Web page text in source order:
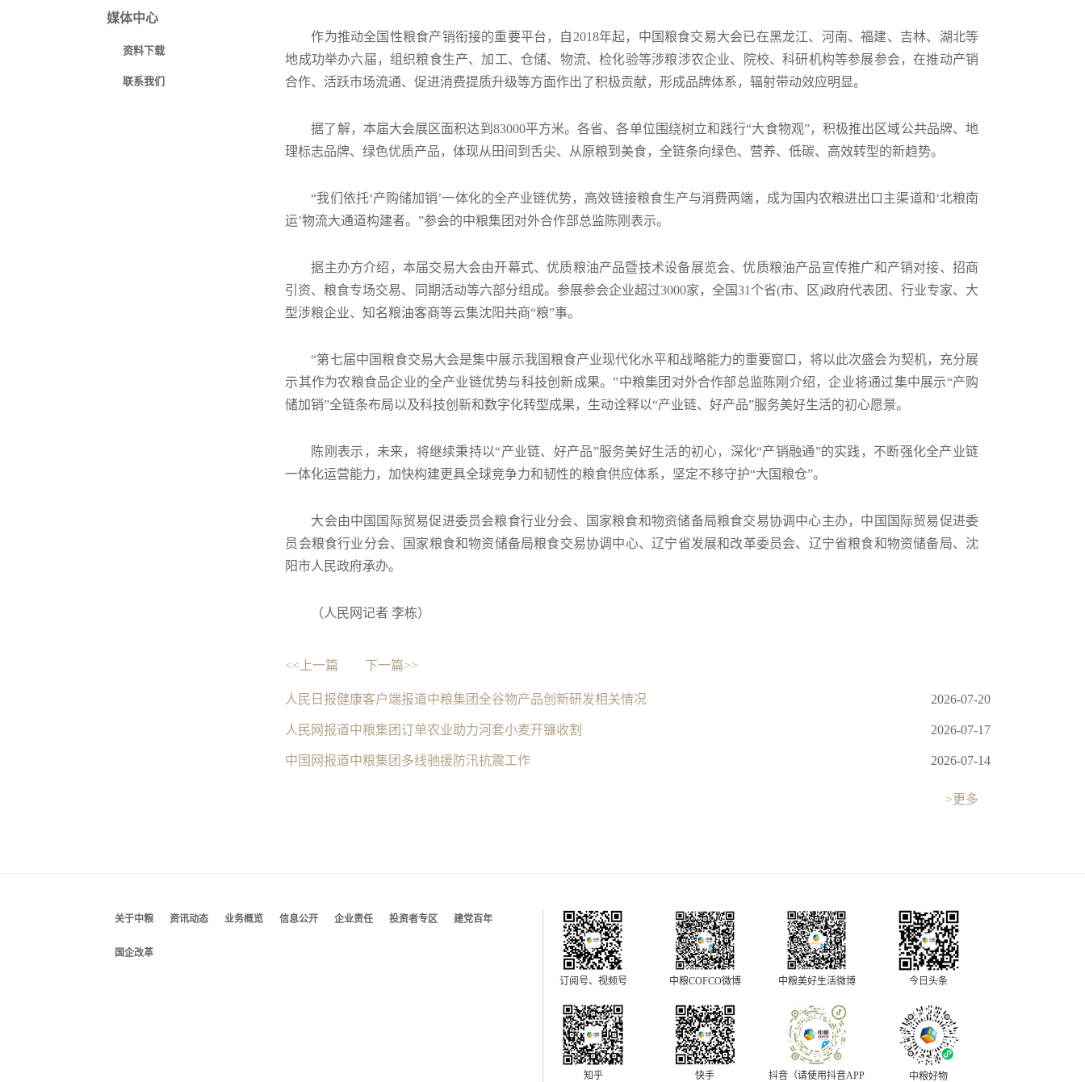
媒体中心
资料下载
联系我们
作为推动全国性粮食产销衔接的重要平台，自2018年起，中国粮食交易大会已在黑龙江、河南、福建、吉林、湖北等
地成功举办六届，组织粮食生产、加工、仓储、物流、检化验等涉粮涉农企业、院校、科研机构等参展参会，在推动产销
合作、活跃市场流通、促进消费提质升级等方面作出了积极贡献，形成品牌体系，辐射带动效应明显。
据了解，本届大会展区面积达到83000平方米。各省、各单位围绕树立和践行“大食物观”，积极推出区域公共品牌、地
理标志品牌、绿色优质产品，体现从田间到舌尖、从原粮到美食，全链条向绿色、营养、低碳、高效转型的新趋势。
“我们依托‘产购储加销’一体化的全产业链优势，高效链接粮食生产与消费两端，成为国内农粮进出口主渠道和‘北粮南
运’物流大通道构建者。”参会的中粮集团对外合作部总监陈刚表示。
据主办方介绍，本届交易大会由开幕式、优质粮油产品暨技术设备展览会、优质粮油产品宣传推广和产销对接、招商
引资、粮食专场交易、同期活动等六部分组成。参展参会企业超过3000家，全国31个省(市、区)政府代表团、行业专家、大
型涉粮企业、知名粮油客商等云集沈阳共商“粮”事。
“第七届中国粮食交易大会是集中展示我国粮食产业现代化水平和战略能力的重要窗口，将以此次盛会为契机，充分展
示其作为农粮食品企业的全产业链优势与科技创新成果。”中粮集团对外合作部总监陈刚介绍，企业将通过集中展示“产购
储加销”全链条布局以及科技创新和数字化转型成果，生动诠释以“产业链、好产品”服务美好生活的初心愿景。
陈刚表示，未来，将继续秉持以“产业链、好产品”服务美好生活的初心，深化“产销融通”的实践，不断强化全产业链
一体化运营能力，加快构建更具全球竞争力和韧性的粮食供应体系，坚定不移守护“大国粮仓”。
大会由中国国际贸易促进委员会粮食行业分会、国家粮食和物资储备局粮食交易协调中心主办，中国国际贸易促进委
员会粮食行业分会、国家粮食和物资储备局粮食交易协调中心、辽宁省发展和改革委员会、辽宁省粮食和物资储备局、沈
阳市人民政府承办。
（人民网记者 李栋）
<<上一篇 下一篇>>
人民日报健康客户端报道中粮集团全谷物产品创新研发相关情况 2026-07-20
人民网报道中粮集团订单农业助力河套小麦开镰收割 2026-07-17
中国网报道中粮集团多线驰援防汛抗震工作 2026-07-14
>更多
关于中粮 资讯动态 业务概览 信息公开 企业责任 投资者专区 建党百年
国企改革
订阅号、视频号 中粮COFCO微博 中粮美好生活微博 今日头条
知乎 快手 抖音（请使用抖音APP 中粮好物